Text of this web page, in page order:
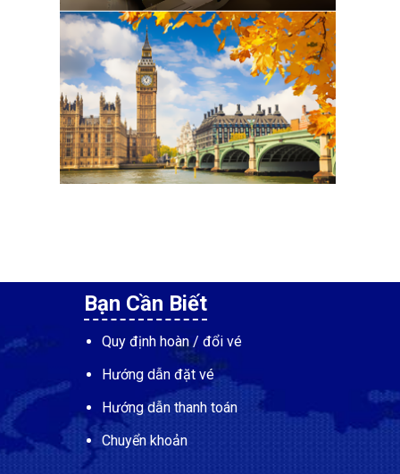
Bạn Cần Biết
Quy định hoàn / đổi vé
Hướng dẫn đặt vé
Hướng dẫn thanh toán
Chuyển khoản